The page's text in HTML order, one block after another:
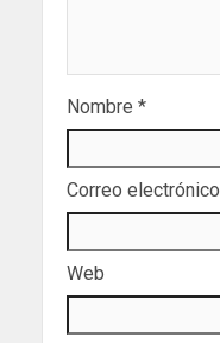
Nombre *
Correo electrónico
Web